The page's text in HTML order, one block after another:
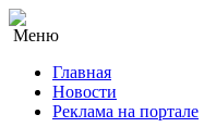
Меню
Главная
Новости
Реклама на портале